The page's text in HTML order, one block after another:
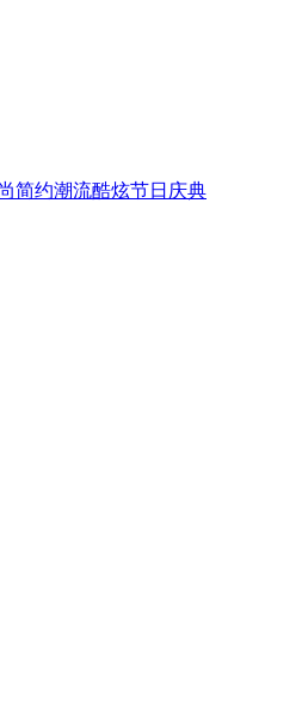
简约潮流酷炫节日庆典